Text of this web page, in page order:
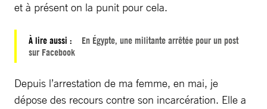
et à présent on la punit pour cela.
À lire aussi :
En Égypte, une militante arrêtée pour un post
sur Facebook
Depuis l’arrestation de ma femme, en mai, je
dépose des recours contre son incarcération. Elle a